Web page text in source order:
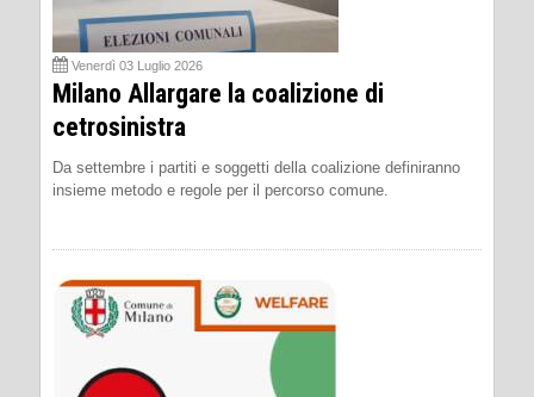
Venerdì 03 Luglio 2026
Milano Allargare la coalizione di
cetrosinistra
Da settembre i partiti e soggetti della coalizione definiranno
insieme metodo e regole per il percorso comune.